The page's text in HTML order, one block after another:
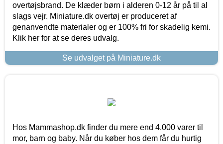
overtøjsbrand. De klæder børn i alderen 0-12 år på til al
slags vejr. Miniature.dk overtøj er produceret af
genanvendte materialer og er 100% fri for skadelig kemi.
Klik her for at se deres udvalg.
Se udvalget på Miniature.dk
Hos Mammashop.dk finder du mere end 4.000 varer til
mor, barn og baby. Når du køber hos dem får du hurtig